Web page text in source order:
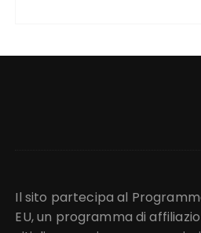
Il sito partecipa al
EU, un programma di